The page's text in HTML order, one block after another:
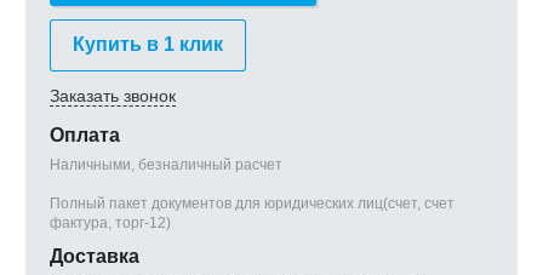
Купить в 1 клик
Заказать звонок
Оплата
Наличными, безналичный расчет
Полный пакет документов для юридических лиц(счет, счет
фактура, торг-12)
Доставка